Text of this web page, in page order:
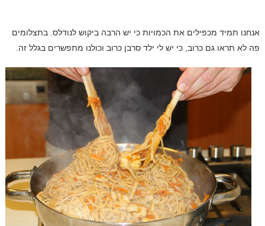
אנחנו תמיד מכפילים את הכמויות כי יש הרבה ביקוש לנודלס. בתצלומים
פה לא תראו גם כרוב, כי יש לי ילד סרבן כרוב וכולנו מתפשרים בגלל זה.